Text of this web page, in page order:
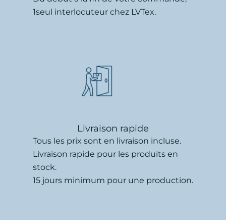
1seul interlocuteur chez LVTex.
Livraison rapide
Tous les prix sont en livraison incluse.
Livraison rapide pour les produits en
stock.
15 jours minimum pour une production.